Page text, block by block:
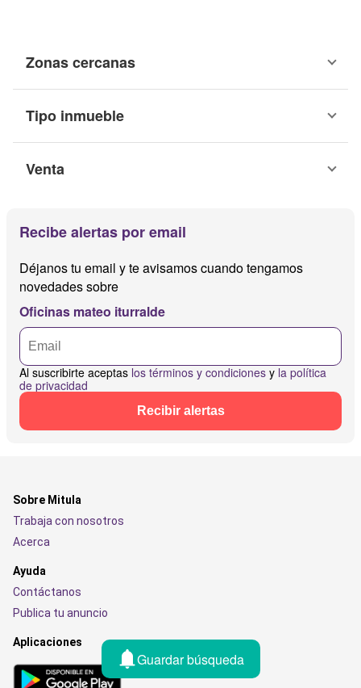
Zonas cercanas
Tipo inmueble
Venta
Recibe alertas por email
Déjanos tu email y te avisamos cuando tengamos
novedades sobre
Oficinas mateo iturralde
Al suscribirte aceptas los términos y condiciones y la política
de privacidad
Recibir alertas
Guardar búsqueda
Sobre Mitula
Trabaja con nosotros
Acerca
Ayuda
Contáctanos
Publica tu anuncio
Aplicaciones